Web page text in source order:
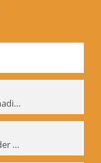
Biomechanik-Workshop mit Gennadij Bogdanow, Berlin, 1997
Eine gewisse Anzahl Gespräche oder das völlig unbearbeitete Stundenbuch, Berlin 1995.